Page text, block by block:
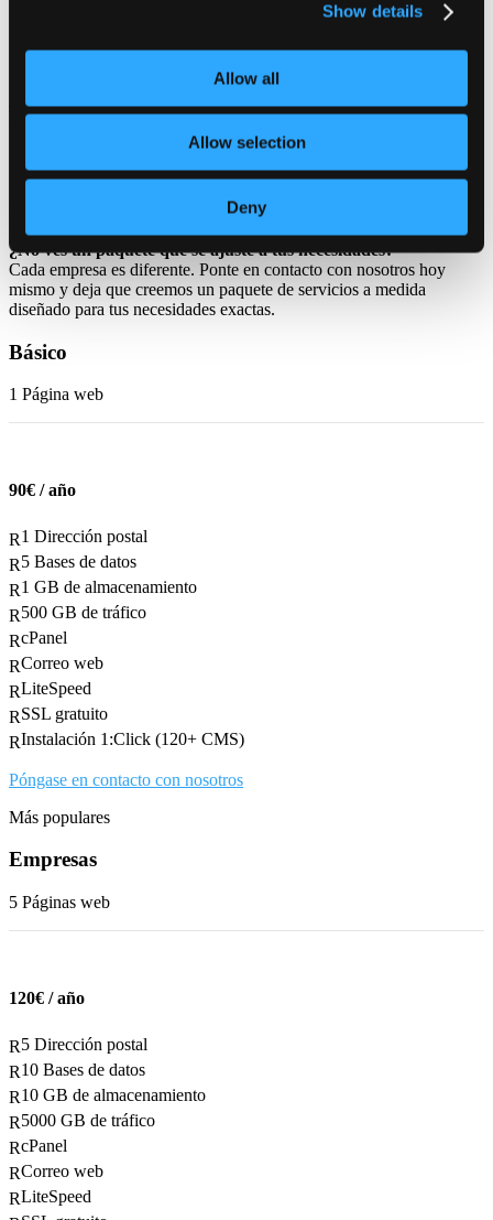
Show details
Allow all
Allow selection
Deny
Mallorca Graphics garantiza que tu sitio web siga siendo fiable,
plazo de tu empresa.
Alojamiento para sitios web más rápidos,
mayor seguridad y un crecimiento
empresarial imparable
Nuestros Packs Estándar
¿No ves un paquete que se ajuste a tus necesidades?
Cada empresa es diferente. Ponte en contacto con nosotros hoy
mismo y deja que creemos un paquete de servicios a medida
diseñado para tus necesidades exactas.
Básico
1 Página web
90€ / año
R1 Dirección postal
R5 Bases de datos
R1 GB de almacenamiento
R500 GB de tráfico
RcPanel
RCorreo web
RLiteSpeed
RSSL gratuito
RInstalación 1:Click (120+ CMS)
Póngase en contacto con nosotros
Más populares
Empresas
5 Páginas web
120€ / año
R5 Dirección postal
R10 Bases de datos
R10 GB de almacenamiento
R5000 GB de tráfico
RcPanel
RCorreo web
RLiteSpeed